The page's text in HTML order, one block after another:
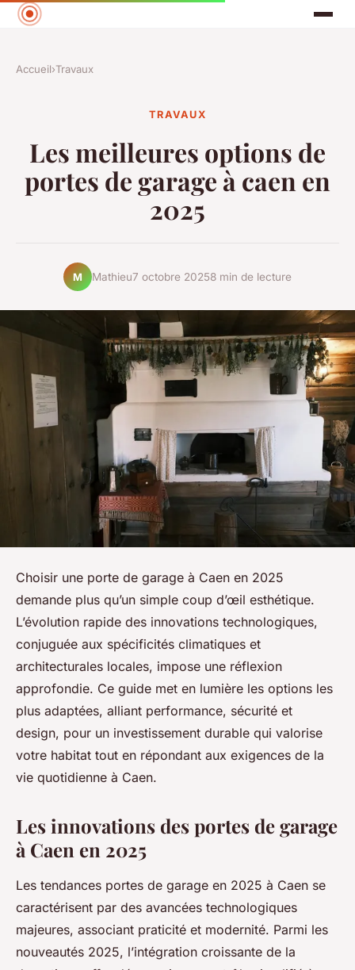
Accueil›Travaux
TRAVAUX
Les meilleures options de
portes de garage à caen en
2025
M Mathieu7 octobre 20258 min de lecture
Choisir une porte de garage à Caen en 2025
demande plus qu’un simple coup d’œil esthétique.
L’évolution rapide des innovations technologiques,
conjuguée aux spécificités climatiques et
architecturales locales, impose une réflexion
approfondie. Ce guide met en lumière les options les
plus adaptées, alliant performance, sécurité et
design, pour un investissement durable qui valorise
votre habitat tout en répondant aux exigences de la
vie quotidienne à Caen.
Les innovations des portes de garage
à Caen en 2025
Les tendances portes de garage en 2025 à Caen se
caractérisent par des avancées technologiques
majeures, associant praticité et modernité. Parmi les
nouveautés 2025, l’intégration croissante de la